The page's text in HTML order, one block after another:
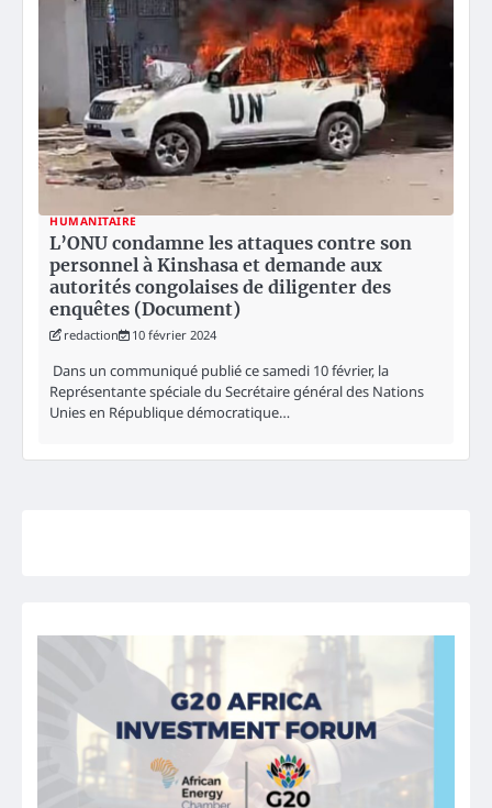
HUMANITAIRE
L’ONU condamne les attaques contre son
personnel à Kinshasa et demande aux
autorités congolaises de diligenter des
enquêtes (Document)
redaction 10 février 2024
Dans un communiqué publié ce samedi 10 février, la
Représentante spéciale du Secrétaire général des Nations
Unies en République démocratique…